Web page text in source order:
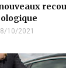
nouveaux
10/2021